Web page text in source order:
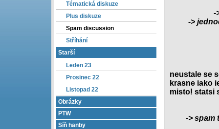
-
->
neustale se
krasne iako
misto! statsi
-> spam
Tématická diskuze
Plus diskuze
Spam discussion
Stříhání
Starší
Leden 23
Prosinec 22
Listopad 22
Obrázky
PTW
Síň hanby